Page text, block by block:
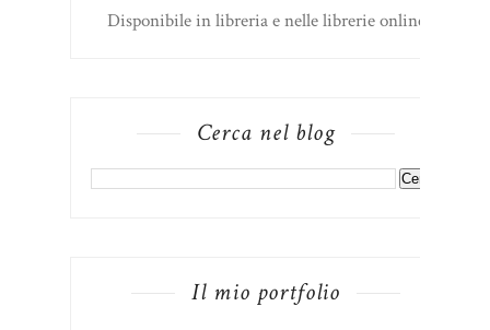
Disponibile in libreria e nelle librerie online
Cerca nel blog
Il mio portfolio